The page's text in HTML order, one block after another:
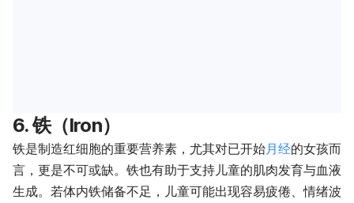
6. 铁（Iron）
铁是制造红细胞的重要营养素，尤其对已开始月经的女孩而
言，更是不可或缺。铁也有助于支持儿童的肌肉发育与血液
生成。若体内铁储备不足，儿童可能出现容易疲倦、情绪波